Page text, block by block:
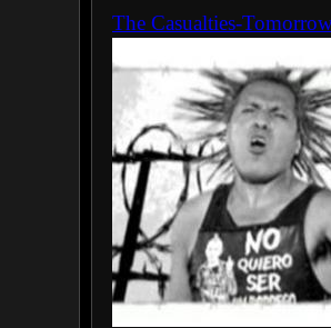
The Casualties-